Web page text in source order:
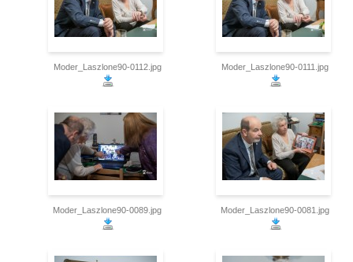
Moder_Laszlone90-0112.jpg Moder_Laszlone90-0111.jpg
Moder_Laszlone90-0089.jpg Moder_Laszlone90-0081.jpg